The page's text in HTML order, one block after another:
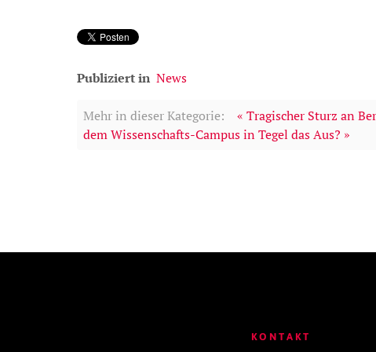
Publiziert in News
Mehr in dieser Kategorie: « Tragischer Sturz an
dem Wissenschafts-Campus in Tegel das Aus? »
KONTAKT